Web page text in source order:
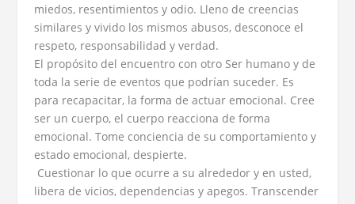
miedos, resentimientos y odio. Lleno de creencias
similares y vivido los mismos abusos, desconoce el
respeto, responsabilidad y verdad.
El propósito del encuentro con otro Ser humano y de
toda la serie de eventos que podrían suceder. Es
para recapacitar, la forma de actuar emocional. Cree
ser un cuerpo, el cuerpo reacciona de forma
emocional. Tome conciencia de su comportamiento y
estado emocional, despierte.
Cuestionar lo que ocurre a su alrededor y en usted,
libera de vicios, dependencias y apegos. Transcender